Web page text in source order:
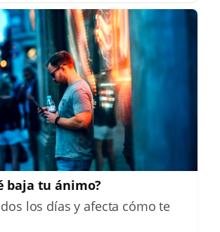
baja tu ánimo?
los días y afecta cómo te